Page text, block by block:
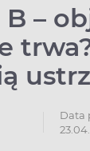
–
Data